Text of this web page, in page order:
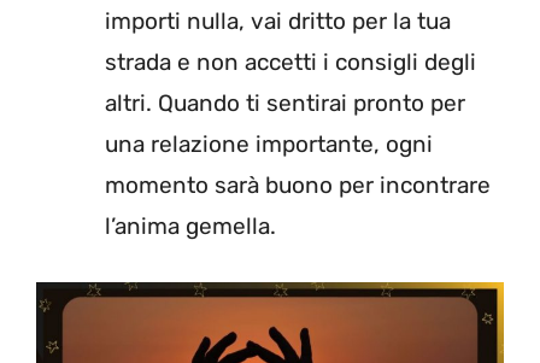
importi nulla, vai dritto per la tua
strada e non accetti i consigli degli
altri. Quando ti sentirai pronto per
una relazione importante, ogni
momento sarà buono per incontrare
l’anima gemella.